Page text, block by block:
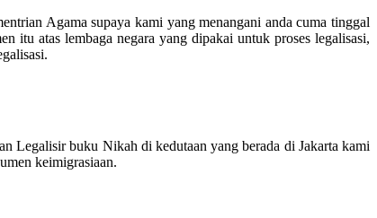
Agama supaya kami yang menangani anda cuma tinggal
itu atas lembaga negara yang dipakai untuk proses legalisasi,
Legalisir buku Nikah di kedutaan yang berada di Jakarta kami
keimigrasiaan.